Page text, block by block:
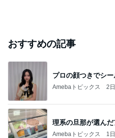
おすすめの記事
プロの顔つきでシ
Amebaトピックス 2
理系の旦那が選ん
Amebaトピックス 1